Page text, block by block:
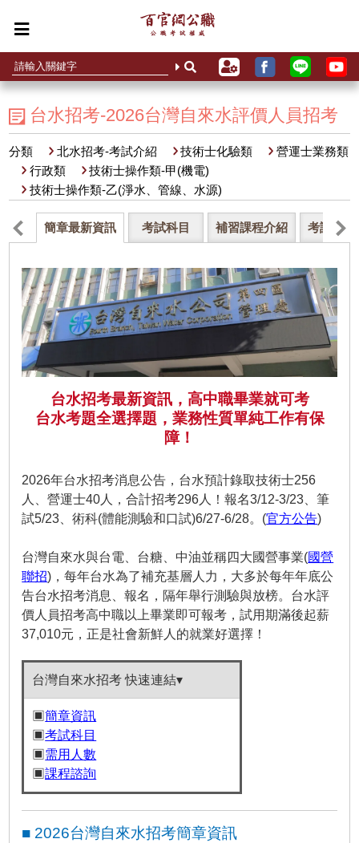
台水招考-2026台灣自來水評價人員招考
分類 北水招考-考試介紹 技術士化驗類
營運士業務類
行政類
技術士操作類-甲(機電)
技術士操作類-乙(淨水、管線、水源)
簡章最新資訊 考試科目 補習課程介紹 考試資格
台水招考最新資訊，高中職畢業就可考
台水考題全選擇題，業務性質單純工作有保
障！
2026年台水招考消息公告，台水預計錄取技術士256
人、營運士40人，合計招考296人！報名3/12-3/23、筆
試5/23、術科(體能測驗和口試)6/27-6/28。(官方公告)
台灣自來水與台電、台糖、中油並稱四大國營事業(國營
聯招)，每年台水為了補充基層人力，大多於每年年底公
告台水招考消息、報名，隔年舉行測驗與放榜。台水評
價人員招考高中職以上畢業即可報考，試用期滿後起薪
37,010元，正是社會新鮮人的就業好選擇！
台灣自來水招考 快速連結▾
▣簡章資訊
▣考試科目
▣需用人數
▣課程諮詢
■ 2026台灣自來水招考簡章資訊